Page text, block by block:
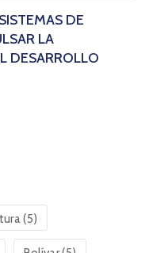
DE
LA
DESARROLLO
(5)